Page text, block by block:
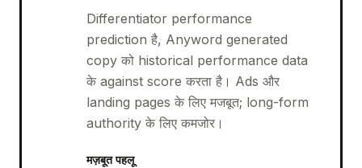
Differentiator performance
prediction है, Anyword generated
copy को historical performance data
के against score करता है। Ads और
landing pages के लिए मजबूत; long-form
authority के लिए कमजोर।
मज़बूत पहलू